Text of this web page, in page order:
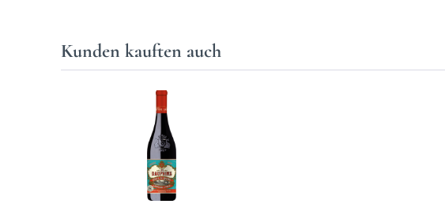
Kunden kauften auch